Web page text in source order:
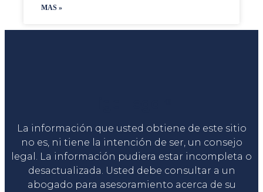
MAS »
La información que usted obtiene de este sitio
no es, ni tiene la intención de ser, un consejo
legal. La información pudiera estar incompleta o
desactualizada. Usted debe consultar a un
abogado para asesoramiento acerca de su